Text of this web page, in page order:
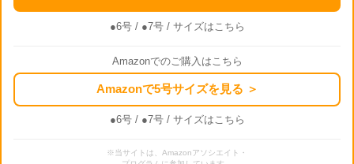
●6号/ ●7号/ サイズはこちら
Amazonでのご購入はこちら
Amazonで5号サイズを見る ＞
●6号/ ●7号/ サイズはこちら
※当サイトは、Amazonアソシエイト・